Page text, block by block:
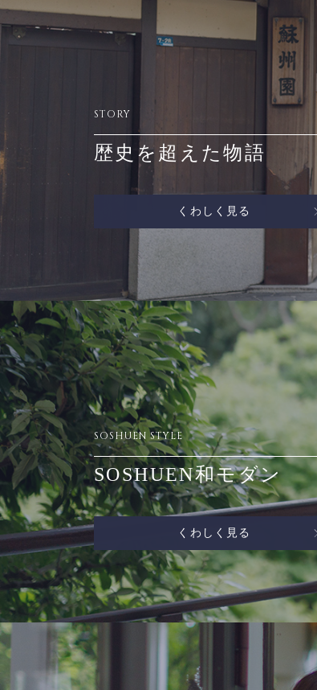
STORY
歴史を超えた物語
くわしく見る
SOSHUEN STYLE
SOSHUEN和モダン
くわしく見る